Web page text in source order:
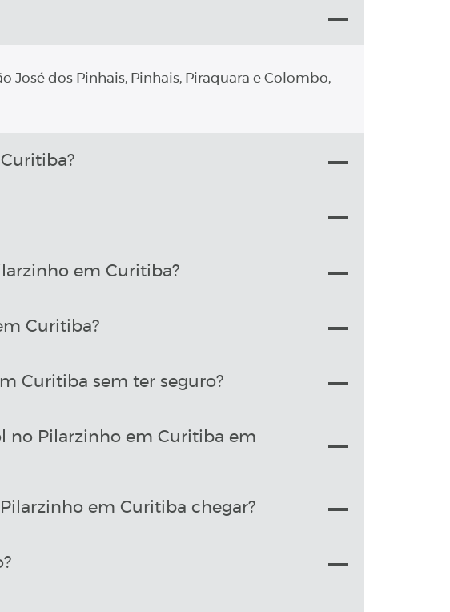
José dos Pinhais, Pinhais, Piraquara e Colombo,
em Curitiba?
Curitiba?
Curitiba sem ter seguro?
no Pilarzinho em Curitiba em
em Curitiba chegar?